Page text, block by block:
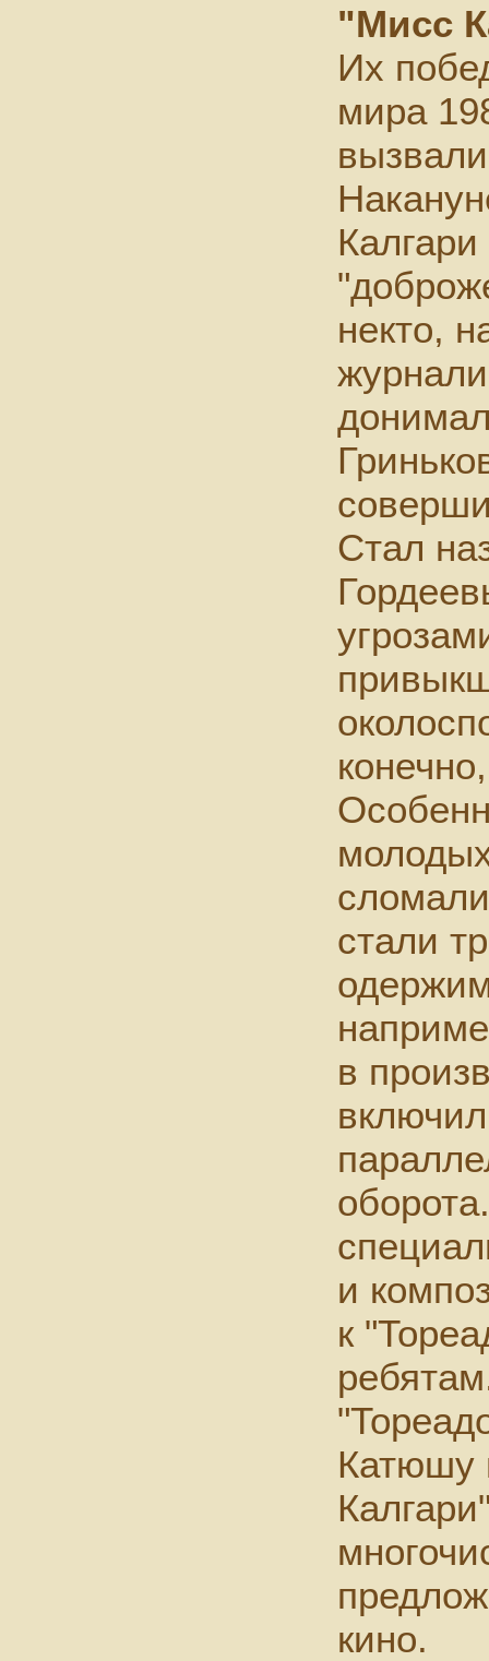
"Мисс
Их
мира
некто,
Стал
стали
в
и
к
Катюшу
кино.